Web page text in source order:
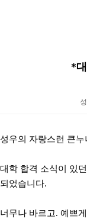
*
성우의 자랑스런 큰
대학 합격 소식이 있
되었습니다.
너무나 바르고. 예쁘